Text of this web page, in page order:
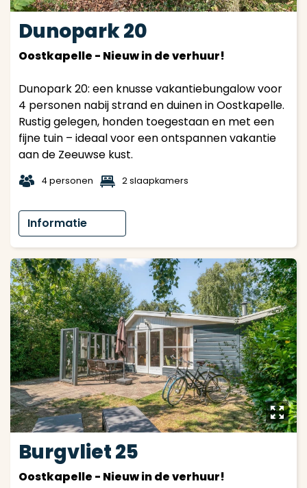
Dunopark 20
Oostkapelle - Nieuw in de verhuur!
Dunopark 20: een knusse vakantiebungalow voor
4 personen nabij strand en duinen in Oostkapelle.
Rustig gelegen, honden toegestaan en met een
fijne tuin – ideaal voor een ontspannen vakantie
aan de Zeeuwse kust.
t 4 personen 1 2 slaapkamers
Informatie
y
Burgvliet 25
Oostkapelle - Nieuw in de verhuur!